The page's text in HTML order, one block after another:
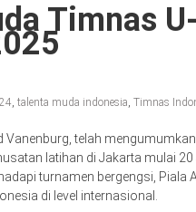
Timnas
, talenta muda indonesia, Timnas
Vanenburg, telah
latihan di Jakarta mulai 20
turnamen bergengsi, Piala
di level internasional.